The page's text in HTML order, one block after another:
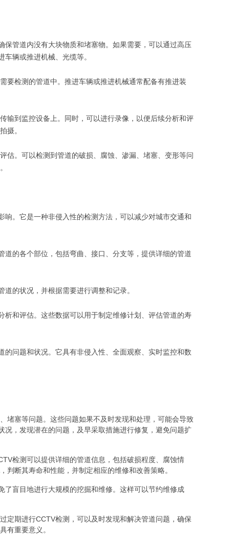
管道内没有大块物质和堵塞物。如果需要，可以通过高压
辆或推进机械、光缆等。
要检测的管道中。推进车辆或推进机械通常配备有推进装
输到监控设备上。同时，可以进行录像，以便后续分析和评
摄。
估。可以检测到管道的破损、腐蚀、渗漏、堵塞、变形等问
。它是一种非侵入性的检测方法，可以减少对城市交通和
的各个部位，包括弯曲、接口、分支等，提供详细的管道
的状况，并根据需要进行调整和记录。
和评估。这些数据可以用于制定维修计划、评估管道的寿
问题和状况。它具有非侵入性、全面观察、实时监控和数
堵塞等问题。这些问题如果不及时发现和处理，可能会导致
，发现潜在的问题，及早采取措施进行修复，避免问题扩
检测可以提供详细的管道信息，包括破损程度、腐蚀情
断其寿命和性能，并制定相应的维修和改善策略。
盲目地进行大规模的挖掘和维修。这样可以节约维修成
定期进行CCTV检测，可以及时发现和解决管道问题，确保
有重要意义。